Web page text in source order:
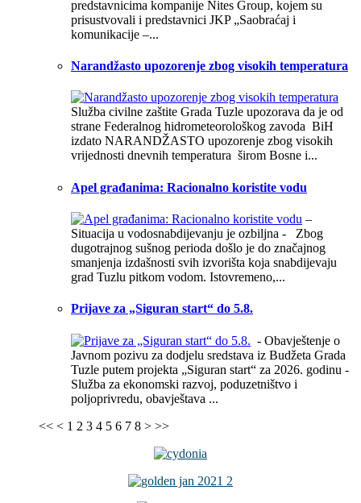
predstavnicima kompanije Nites Group, kojem su
prisustvovali i predstavnici JKP „Saobraćaj i
komunikacije –...
Narandžasto upozorenje zbog visokih temperatura
Služba civilne zaštite Grada Tuzle upozorava da je od
strane Federalnog hidrometeorološkog zavoda BiH
izdato NARANDŽASTO upozorenje zbog visokih
vrijednosti dnevnih temperatura širom Bosne i...
Apel građanima: Racionalno koristite vodu
–
Situacija u vodosnabdijevanju je ozbiljna - Zbog
dugotrajnog sušnog perioda došlo je do značajnog
smanjenja izdašnosti svih izvorišta koja snabdijevaju
grad Tuzlu pitkom vodom. Istovremeno,...
Prijave za „Siguran start“ do 5.8.
- Obavještenje o
Javnom pozivu za dodjelu sredstava iz Budžeta Grada
Tuzle putem projekta „Siguran start“ za 2026. godinu -
Služba za ekonomski razvoj, poduzetništvo i
poljoprivredu, obavještava ...
<< < 1 2 3 4 5 6 7 8 > >>